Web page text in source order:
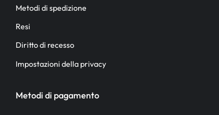
Metodi di spedizione
Resi
Diritto di recesso
Impostazioni della privacy
Metodi di pagamento